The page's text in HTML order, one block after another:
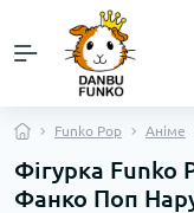
Funko Pop Аніме
Фігурка Funko
Фанко Поп